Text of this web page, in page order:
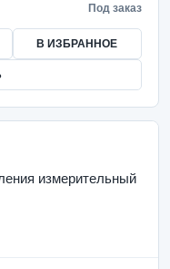
Под заказ
В ИЗБРАННОЕ